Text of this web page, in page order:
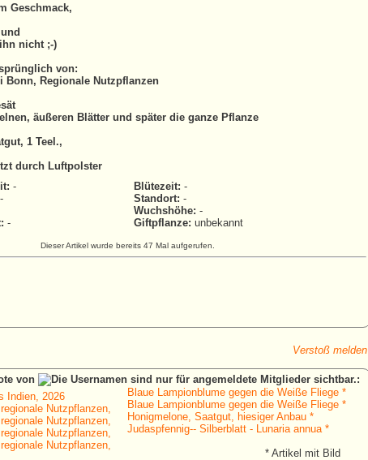
Geschmack,
nicht ;-)
von:
Bonn, Regionale Nutzpflanzen
äußeren Blätter und später die ganze Pflanze
1 Teel.,
durch Luftpolster
- Blütezeit: -
- Standort: -
Wuchshöhe: -
- Giftpflanze: unbekannt
Dieser Artikel wurde bereits 47 Mal aufgerufen.
Verstoß melden
von
:
Indien, 2026
Nutzpflanzen,
Nutzpflanzen,
Nutzpflanzen,
Nutzpflanzen,
Blaue Lampionblume gegen die Weiße Fliege *
Blaue Lampionblume gegen die Weiße Fliege *
Honigmelone, Saatgut, hiesiger Anbau *
Judaspfennig-- Silberblatt - Lunaria annua *
* Artikel mit Bild